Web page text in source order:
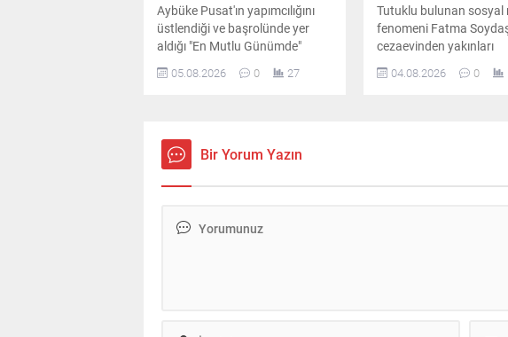
Aybüke Pusat'ın yapımcılığını
üstlendiği ve başrolünde yer
aldığı "En Mutlu Günümde"
filminden ilk kareler paylaşıldı.
Oyuncunun canlandırdığı
05.08.2026 0 27
Tutuklu bulunan sosyal
fenomeni Fatma
cezaevinden yakınları
aracılığıyla gönderdiği
sürülen mesajında
04.08.2026 0
Bir Yorum Yazın